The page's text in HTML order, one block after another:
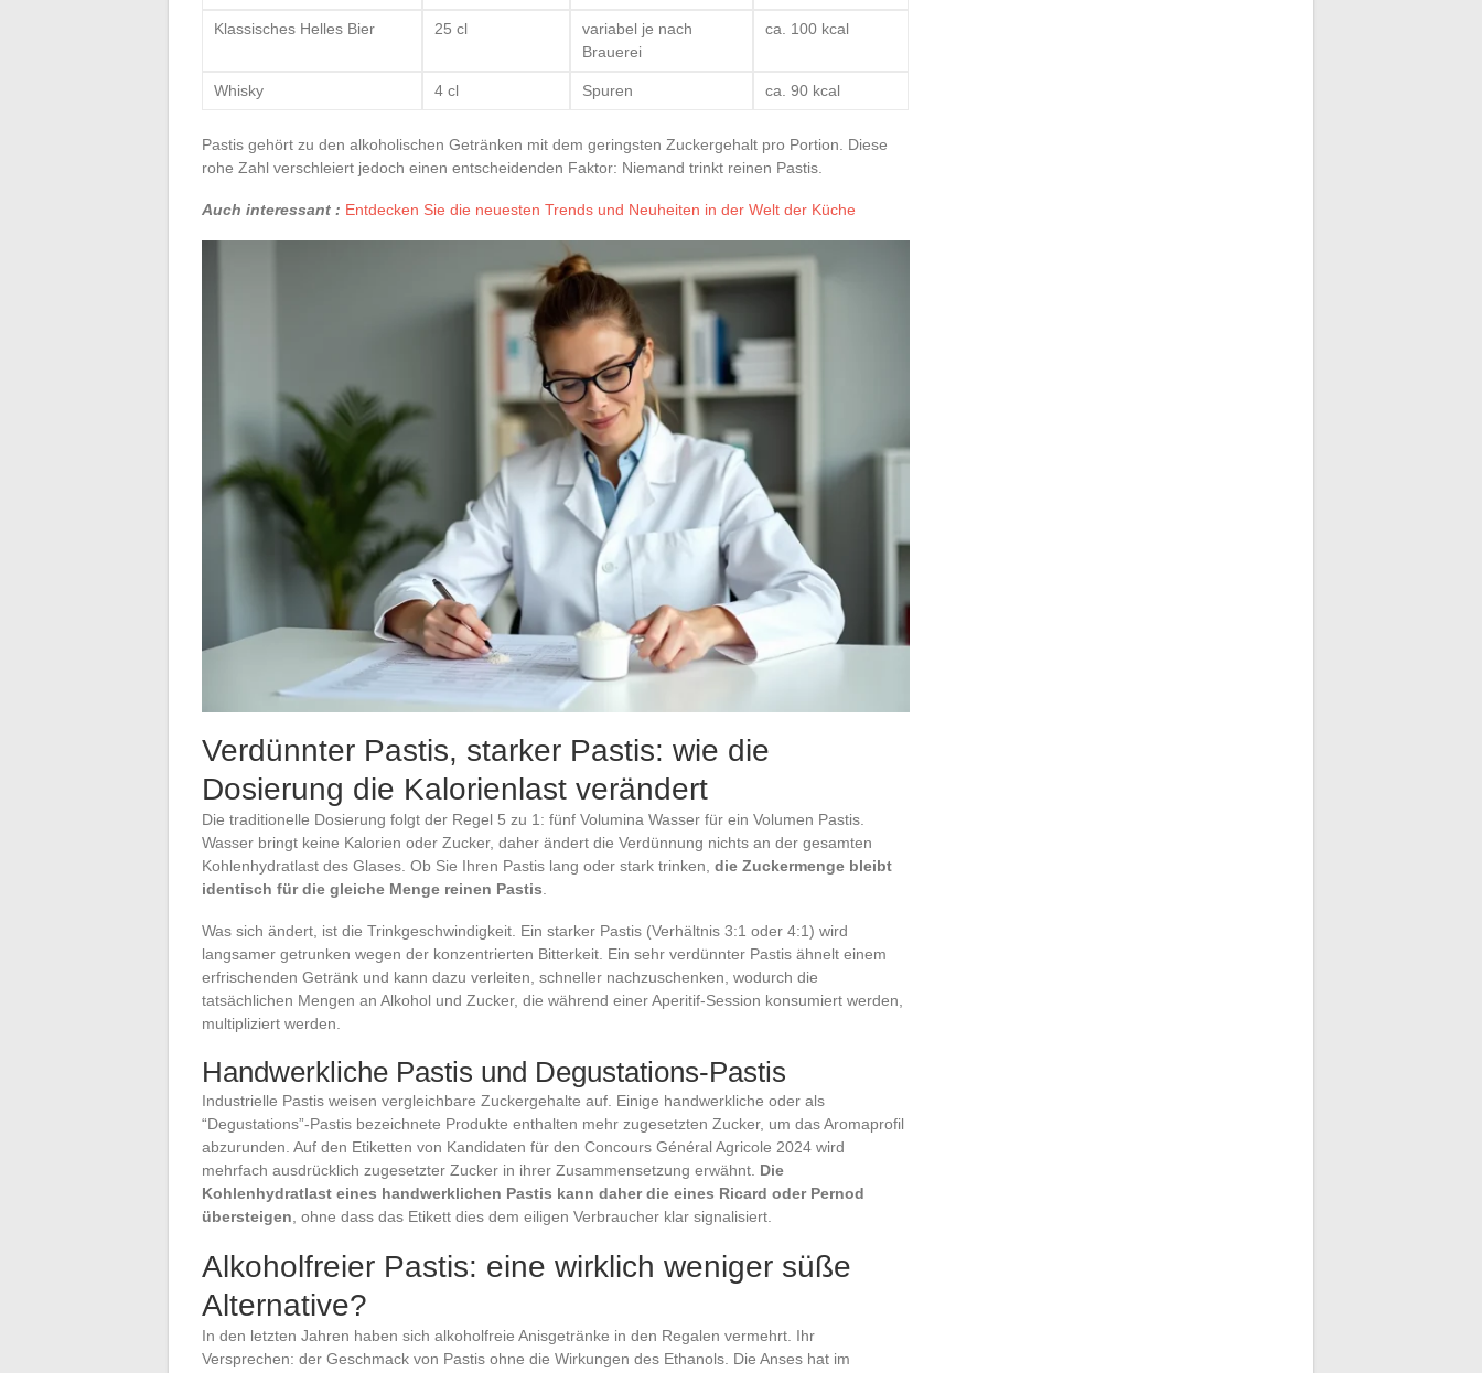
Klassisches Helles Bier 25 cl
variabel je nach
Brauerei
ca. 100 kcal
Whisky 4 cl Spuren ca. 90 kcal
Pastis gehört zu den alkoholischen Getränken mit dem geringsten Zuckergehalt pro Portion. Diese
rohe Zahl verschleiert jedoch einen entscheidenden Faktor: Niemand trinkt reinen Pastis.
Auch interessant : Entdecken Sie die neuesten Trends und Neuheiten in der Welt der Küche
Verdünnter Pastis, starker Pastis: wie die
Dosierung die Kalorienlast verändert
Die traditionelle Dosierung folgt der Regel 5 zu 1: fünf Volumina Wasser für ein Volumen Pastis.
Wasser bringt keine Kalorien oder Zucker, daher ändert die Verdünnung nichts an der gesamten
Kohlenhydratlast des Glases. Ob Sie Ihren Pastis lang oder stark trinken, die Zuckermenge bleibt
identisch für die gleiche Menge reinen Pastis.
Was sich ändert, ist die Trinkgeschwindigkeit. Ein starker Pastis (Verhältnis 3:1 oder 4:1) wird
langsamer getrunken wegen der konzentrierten Bitterkeit. Ein sehr verdünnter Pastis ähnelt einem
erfrischenden Getränk und kann dazu verleiten, schneller nachzuschenken, wodurch die
tatsächlichen Mengen an Alkohol und Zucker, die während einer Aperitif-Session konsumiert werden,
multipliziert werden.
Handwerkliche Pastis und Degustations-Pastis
Industrielle Pastis weisen vergleichbare Zuckergehalte auf. Einige handwerkliche oder als
“Degustations”-Pastis bezeichnete Produkte enthalten mehr zugesetzten Zucker, um das Aromaprofil
abzurunden. Auf den Etiketten von Kandidaten für den Concours Général Agricole 2024 wird
mehrfach ausdrücklich zugesetzter Zucker in ihrer Zusammensetzung erwähnt. Die
Kohlenhydratlast eines handwerklichen Pastis kann daher die eines Ricard oder Pernod
übersteigen, ohne dass das Etikett dies dem eiligen Verbraucher klar signalisiert.
Alkoholfreier Pastis: eine wirklich weniger süße
Alternative?
In den letzten Jahren haben sich alkoholfreie Anisgetränke in den Regalen vermehrt. Ihr
Versprechen: der Geschmack von Pastis ohne die Wirkungen des Ethanols. Die Anses hat im